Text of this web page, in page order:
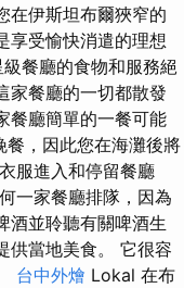
在伊斯坦布爾狹窄的
享受愉快消遣的理想
餐廳的食物和服務絕
家餐廳的一切都散發
餐廳簡單的一餐可能
，因此您在海灘後將
服進入和停留餐廳
一家餐廳排隊，因為
酒並聆聽有關啤酒生
供當地美食。 它很容
台中外燴 Lokal 在布